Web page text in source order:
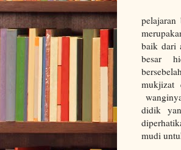
baik dari
besar
mukjizat
didik
mudi